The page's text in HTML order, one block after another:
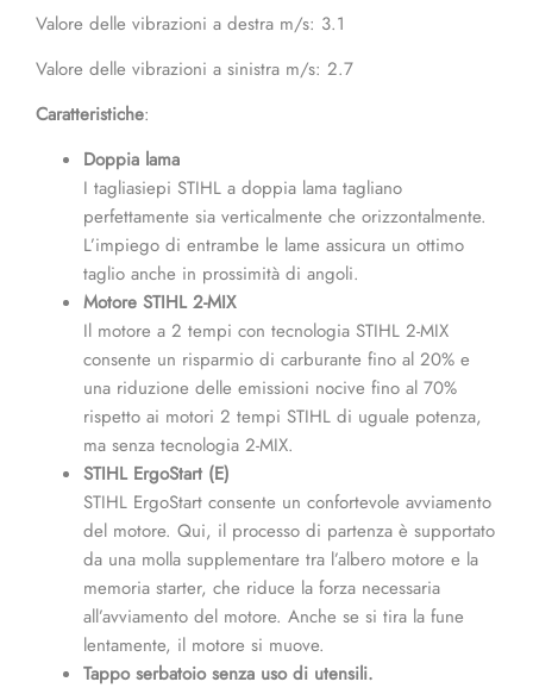
Valore delle vibrazioni a destra m/s: 3.1
Valore delle vibrazioni a sinistra m/s: 2.7
Caratteristiche:
Doppia lama
I tagliasiepi STIHL a doppia lama tagliano
perfettamente sia verticalmente che orizzontalmente.
L’impiego di entrambe le lame assicura un ottimo
taglio anche in prossimità di angoli.
Motore STIHL 2-MIX
Il motore a 2 tempi con tecnologia STIHL 2-MIX
consente un risparmio di carburante fino al 20% e
una riduzione delle emissioni nocive fino al 70%
rispetto ai motori 2 tempi STIHL di uguale potenza,
ma senza tecnologia 2-MIX.
STIHL ErgoStart (E)
STIHL ErgoStart consente un confortevole avviamento
del motore. Qui, il processo di partenza è supportato
da una molla supplementare tra l’albero motore e la
memoria starter, che riduce la forza necessaria
all’avviamento del motore. Anche se si tira la fune
lentamente, il motore si muove.
Tappo serbatoio senza uso di utensili.